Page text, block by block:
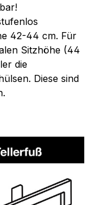
42-44 cm. Für
Sitzhöhe (44
die
Diese sind